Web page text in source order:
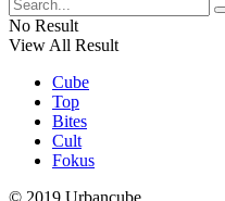
No Result
View All Result
Cube
Top
Bites
Cult
Fokus
© 2019 Urbancube